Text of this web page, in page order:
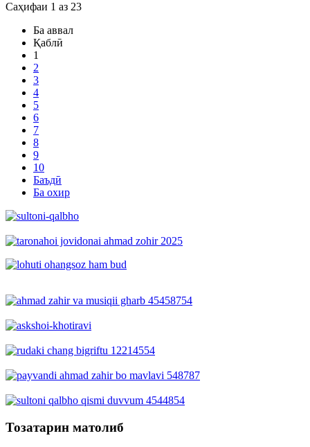
Саҳифаи 1 аз 23
Ба аввал
Қаблӣ
1
2
3
4
5
6
7
8
9
10
Баъдӣ
Ба охир
Тозатарин матолиб